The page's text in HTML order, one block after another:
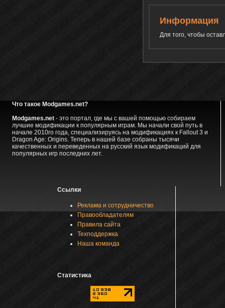
Информация
Для того, чтобы
Что такое Modgames.net?
Modgames.net- это портал, где мы с вашей помощью собираем
лучшие модификации к популярным играм. Мы начали свой путь в
начале 2010го года, специализируясь на модификациях к Fallout 3 и
Dragon Age: Origins. Теперь в нашей базе собраны тысячи
качественных и переведенных на русский язык модификаций для
популярных игр последних лет.
Ссылки
Реклама и сотрудничество
Правообладателям
Правила сайта
Техподдержка
Наша команда
Статистика